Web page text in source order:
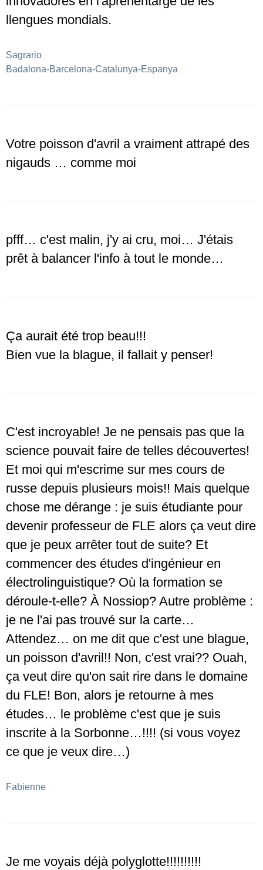
llengues mondials.
Sagrario
Badalona-Barcelona-Catalunya-Espanya
Votre poisson d'avril a vraiment attrapé des
nigauds … comme moi
pfff… c'est malin, j'y ai cru, moi… J'étais
prêt à balancer l'info à tout le monde…
Ça aurait été trop beau!!!
Bien vue la blague, il fallait y penser!
C'est incroyable! Je ne pensais pas que la
science pouvait faire de telles découvertes!
Et moi qui m'escrime sur mes cours de
russe depuis plusieurs mois!! Mais quelque
chose me dérange : je suis étudiante pour
devenir professeur de FLE alors ça veut dire
que je peux arrêter tout de suite? Et
commencer des études d'ingénieur en
électrolinguistique? Où la formation se
déroule-t-elle? À Nossiop? Autre problème :
je ne l'ai pas trouvé sur la carte…
Attendez… on me dit que c'est une blague,
un poisson d'avril!! Non, c'est vrai?? Ouah,
ça veut dire qu'on sait rire dans le domaine
du FLE! Bon, alors je retourne à mes
études… le problème c'est que je suis
inscrite à la Sorbonne…!!!! (si vous voyez
ce que je veux dire…)
Fabienne
Je me voyais déjà polyglotte!!!!!!!!!!